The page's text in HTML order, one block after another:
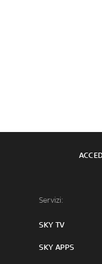
Servizi:
SKY TV
SKY APPS